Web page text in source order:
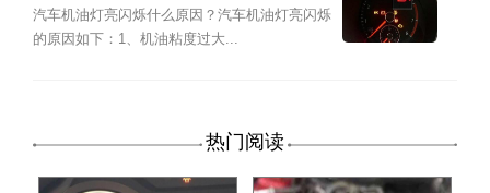
汽车机油灯亮闪烁什么原因？汽车机油灯亮闪烁
的原因如下：1、机油粘度过大...
热门阅读